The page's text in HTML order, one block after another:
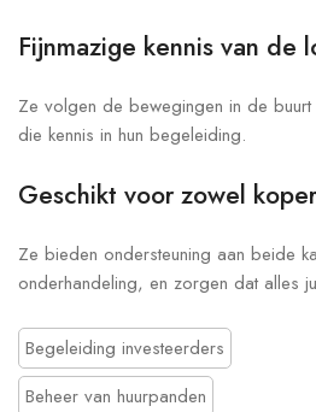
Fijnmazige kennis van de
Ze volgen de bewegingen in de
die kennis in hun begeleiding.
Geschikt voor zowel
Ze bieden ondersteuning aan beide
onderhandeling, en zorgen dat alles
Begeleiding investeerders
Beheer van huurpanden